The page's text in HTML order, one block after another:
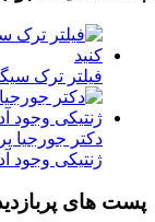
فیلتر ترک
دکتر جورجیا
ژنتیکی وجود
پست های